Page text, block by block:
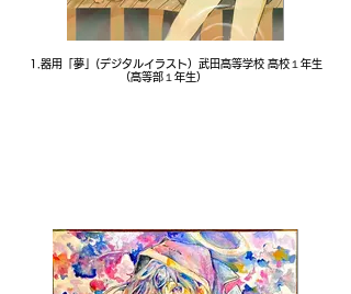
1.器用「夢」(デジタルイラスト）武田高等学校 高校１年生
（高等部１年生）